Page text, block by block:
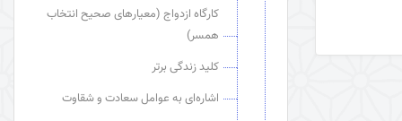
کارگاه ازدواج (معیارهای صحیح انتخاب
همسر)
کلید زندگی برتر
اشاره‌ای به عوامل سعادت و شقاوت